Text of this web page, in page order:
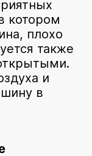
котором
плохо
также
и
в